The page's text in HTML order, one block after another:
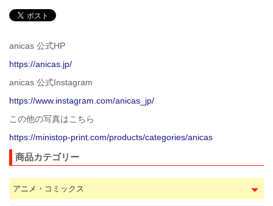
anicas 公式HP
https://anicas.jp/
anicas 公式Instagram
https://www.instagram.com/anicas_jp/
この他の写真はこちら
https://ministop-print.com/products/categories/anicas
商品カテゴリー
アニメ・コミックス